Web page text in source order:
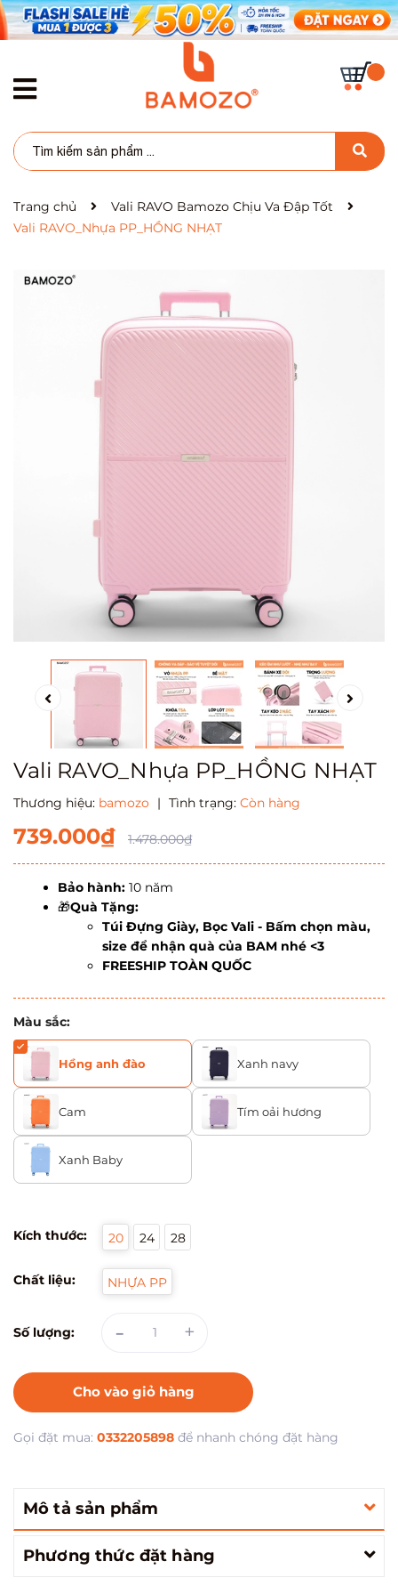
Trang chủ
Vali RAVO Bamozo Chịu Va Đập Tốt
Vali RAVO_Nhựa PP_HỒNG NHẠT
Vali RAVO_Nhựa PP_HỒNG NHẠT
Thương hiệu: bamozo | Tình trạng: Còn hàng
739.000₫ 1.478.000₫
Bảo hành: 10 năm
🎁Quà Tặng:
Túi Đựng Giày, Bọc Vali - Bấm chọn màu,
size để nhận quà của BAM nhé <3
FREESHIP TOÀN QUỐC
Màu sắc:
Hồng anh đào Xanh navy
Cam Tím oải hương
Xanh Baby
Kích thước: 20 24 28
Chất liệu: NHỰA PP
Số lượng: - +
Cho vào giỏ hàng
Gọi đặt mua: 0332205898 để nhanh chóng đặt hàng
Mô tả sản phẩm
Phương thức đặt hàng